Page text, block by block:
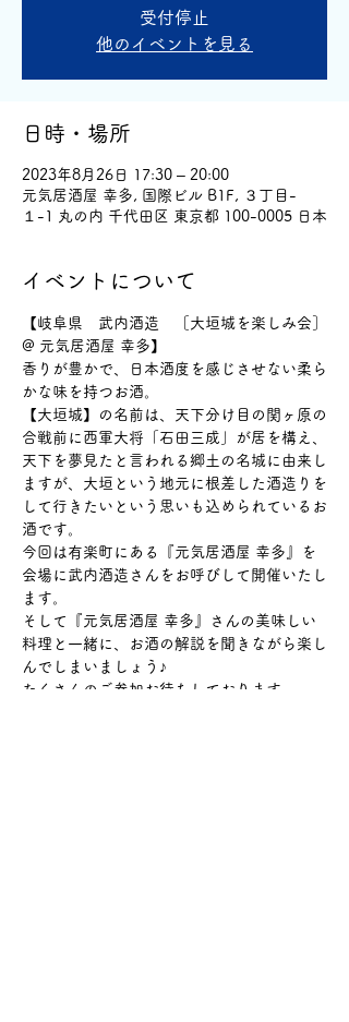
受付停止
他のイベントを見る
日時・場所
2023年8月26日 17:30 – 20:00
元気居酒屋 幸多, 国際ビル B1F, ３丁目-
１-1 丸の内 千代田区 東京都 100-0005 日本
イベントについて
【岐阜県　武内酒造　［大垣城を楽しみ会］
@ 元気居酒屋 幸多】
香りが豊かで、日本酒度を感じさせない柔ら
かな味を持つお酒。
【大垣城】の名前は、天下分け目の関ヶ原の
合戦前に西軍大将「石田三成」が居を構え、
天下を夢見たと言われる郷土の名城に由来し
ますが、大垣という地元に根差した酒造りを
して行きたいという思いも込められているお
酒です。
今回は有楽町にある『元気居酒屋 幸多』を
会場に武内酒造さんをお呼びして開催いたし
ます。
そして『元気居酒屋 幸多』さんの美味しい
料理と一緒に、お酒の解説を聞きながら楽し
んでしまいましょう♪
たくさんのご参加お待ちしております